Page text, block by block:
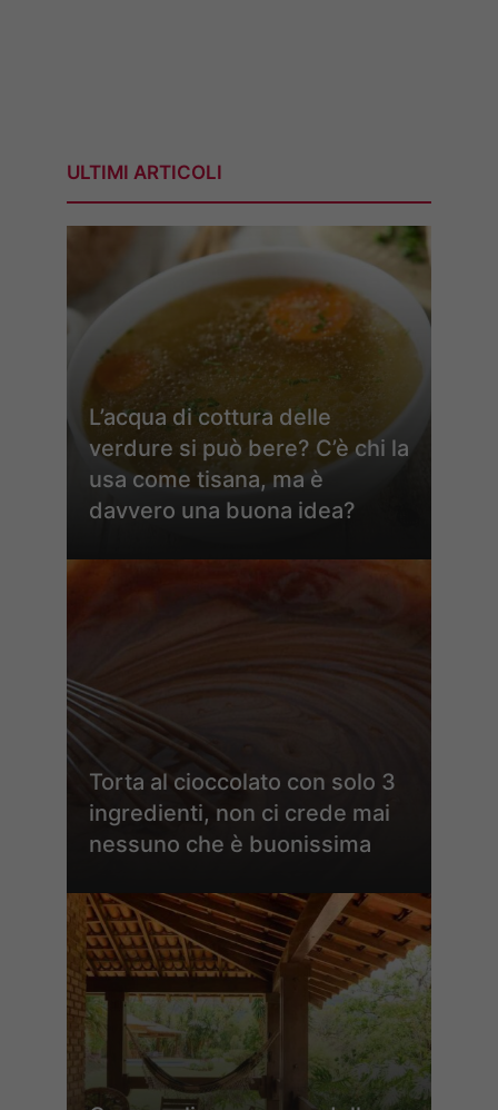
ULTIMI ARTICOLI
L’acqua di cottura delle
verdure si può bere? C’è chi la
usa come tisana, ma è
davvero una buona idea?
Torta al cioccolato con solo 3
ingredienti, non ci crede mai
nessuno che è buonissima